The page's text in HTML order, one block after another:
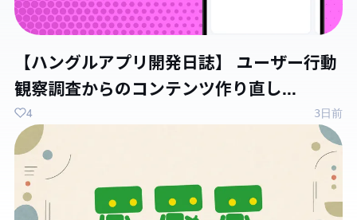
【ハングルアプリ開発日誌】 ユーザー行動
観察調査からのコンテンツ作り直し...
3日前
4